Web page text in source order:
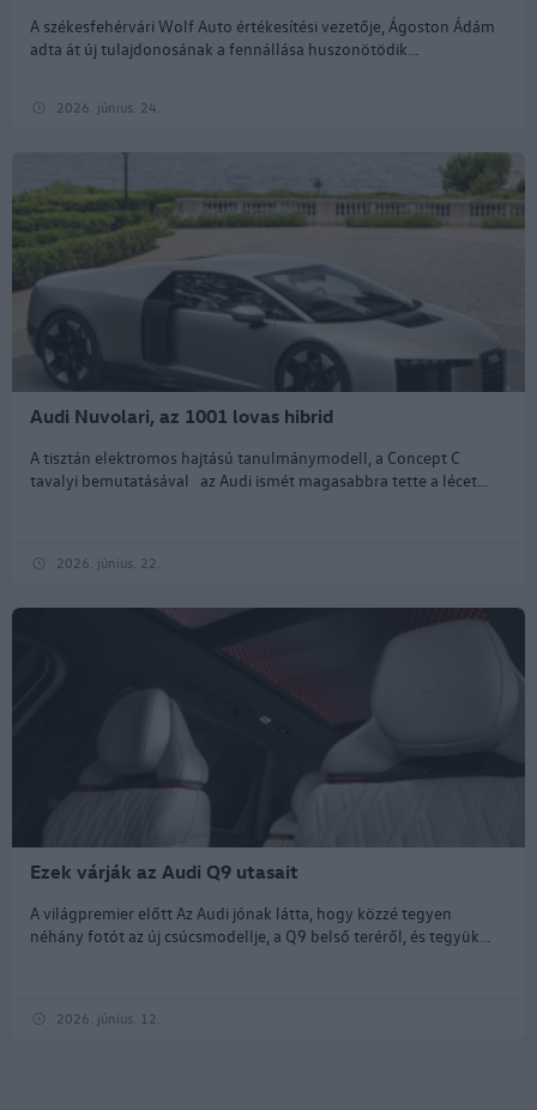
A székesfehérvári Wolf Auto értékesítési vezetője, Ágoston Ádám
adta át új tulajdonosának a fennállása huszonötödik...
2026. június. 24.
Audi Nuvolari, az 1001 lovas hibrid
A tisztán elektromos hajtású tanulmánymodell, a Concept C
tavalyi bemutatásával az Audi ismét magasabbra tette a lécet...
2026. június. 22.
Ezek várják az Audi Q9 utasait
A világpremier előtt Az Audi jónak látta, hogy közzé tegyen
néhány fotót az új csúcsmodellje, a Q9 belső teréről, és tegyük...
2026. június. 12.